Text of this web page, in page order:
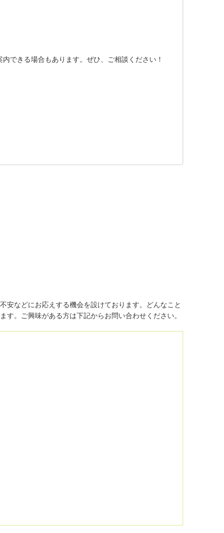
できる場合もあります。ぜひ、ご相談ください！
安などにお応えする機会を設けております。どんなこと
。ご興味がある方は下記からお問い合わせください。